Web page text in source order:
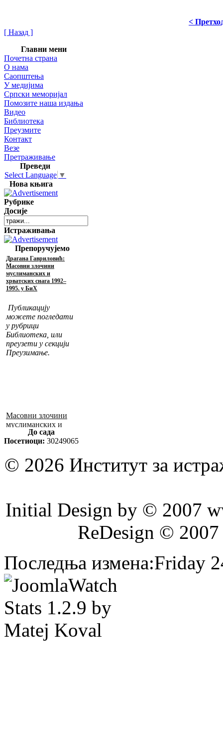
<
[ Назад ]
Главни мени
Почетна страна
О нама
Саопштења
У медијима
Српски меморијал
Помозите наша издања
Видео
Библиотека
Преузмите
Контакт
Везе
Претраживање
Преведи
Select Language ▼
Нова књига
Рубрике
Досије
Истраживања
Препоручујемо
Драгана Гавриловић:
Масовни злочини
муслиманских и
хрватских снага 1992–
1995. у БиХ
Публикацију
можете погледати
у рубрици
Библиотека, или
преузети у секцији
Преузимање.
Масовни злочини
муслиманских и
хрватских снага
1992–1995. у БиХ
До сада
Посетиоци: 30249065
© 2026 Институт за
Initial Design by © 2007
ReDesign ©
Последња измена:Friday